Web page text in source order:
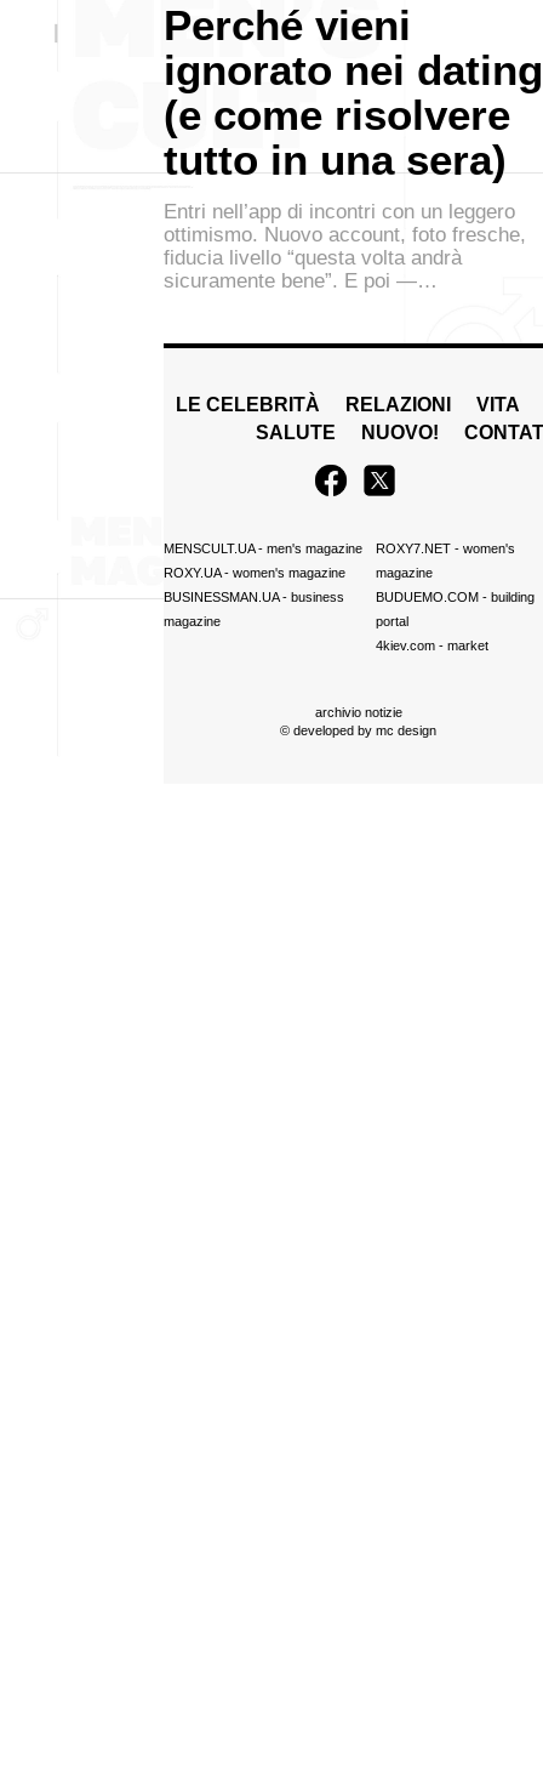
Perché vieni
ignorato nei dating
(e come risolvere
tutto in una sera)
Entri nell’app di incontri con un leggero
ottimismo. Nuovo account, foto fresche,
fiducia livello “questa volta andrà
sicuramente bene”. E poi —…
LE CELEBRITÀ RELAZIONI
VITA
SALUTE
NUOVO!
MENSCULT.UA- men's magazine
ROXY.UA- women's magazine
BUSINESSMAN.UA- business
magazine
ROXY7.NET- women's
magazine
BUDUEMO.COM- building
portal
4kiev.com- market
archivio notizie
© developed by mc design